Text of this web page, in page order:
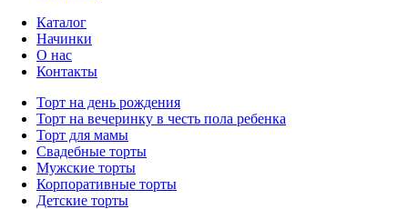
Каталог
Начинки
О нас
Контакты
Торт на день рождения
Торт на вечеринку в честь пола ребенка
Торт для мамы
Свадебные торты
Мужские торты
Корпоративные торты
Детские торты